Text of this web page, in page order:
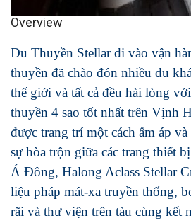
Overview
Du Thuyền Stellar đi vào vận
thuyền đã chào đón nhiều du
thế giới và tất cả đều hài lòng
thuyền 4 sao tốt nhất trên Vịnh
được trang trí một cách ấm áp
sự hòa trộn giữa các trang thiết
Á Đông, Halong Aclass Stellar
liệu pháp mát-xa truyền thống,
rãi và thư viện trên tàu cùng kết